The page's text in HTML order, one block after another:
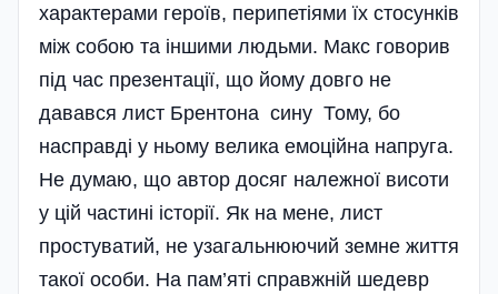
характерами героїв, перипетіями їх стосунків
між собою та іншими людьми. Макс говорив
під час презентації, що йому довго не
давався лист Брентона сину Тому, бо
насправді у ньому велика емоційна напруга.
Не думаю, що автор досяг належної висоти
у цій частині історії. Як на мене, лист
простуватий, не узагальнюючий земне життя
такої особи. На пам’яті справжній шедевр